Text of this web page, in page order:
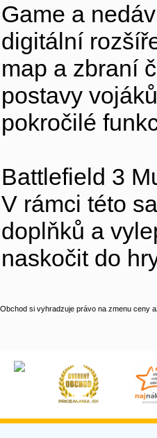
Game a
digitální
map a zbraní
postavy
pokročilé
Battlefield 3
V rámci této
doplňků a
naskočit do
Obchod si vyhradzuje právo na zmenu ceny